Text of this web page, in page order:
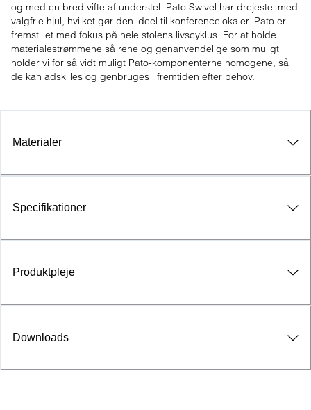
og med en bred vifte af understel. Pato Swivel har drejestel med
valgfrie hjul, hvilket gør den ideel til konferencelokaler. Pato er
fremstillet med fokus på hele stolens livscyklus. For at holde
materialestrømmene så rene og genanvendelige som muligt
holder vi for så vidt muligt Pato-komponenterne homogene, så
de kan adskilles og genbruges i fremtiden efter behov.
Materialer
Specifikationer
Produktpleje
Downloads